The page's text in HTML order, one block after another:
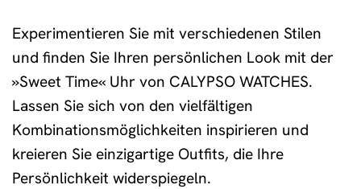
Experimentieren Sie mit verschiedenen Stilen
und finden Sie Ihren persönlichen Look mit der
»Sweet Time« Uhr von CALYPSO WATCHES.
Lassen Sie sich von den vielfältigen
Kombinationsmöglichkeiten inspirieren und
kreieren Sie einzigartige Outfits, die Ihre
Persönlichkeit widerspiegeln.